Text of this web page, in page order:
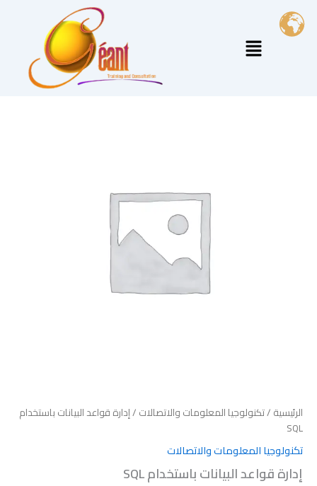
تخطي
المحتوى
القائمة
الرئيسية /تكنولوجيا المعلومات والاتصالات / إدارة قواعد البيانات باستخدام
SQL
تكنولوجيا المعلومات والاتصالات
إدارة قواعد البيانات باستخدام SQL